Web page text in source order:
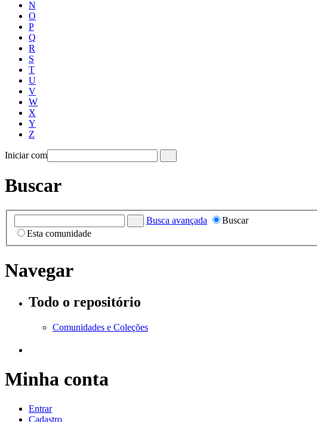
N
O
P
Q
R
S
T
U
V
W
X
Y
Z
Iniciar com
Buscar
Busca avançada
Buscar
Esta comunidade
Navegar
Todo o repositório
Comunidades e Coleções
Minha conta
Entrar
Cadastro